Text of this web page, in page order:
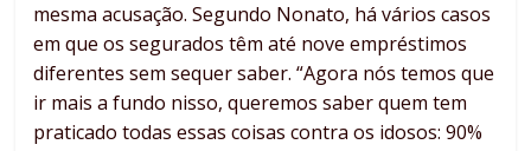
mesma acusação. Segundo Nonato, há vários casos
em que os segurados têm até nove empréstimos
diferentes sem sequer saber. “Agora nós temos que
ir mais a fundo nisso, queremos saber quem tem
praticado todas essas coisas contra os idosos: 90%